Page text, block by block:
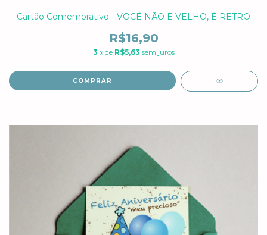
Cartão Comemorativo - VOCÊ NÃO É VELHO, É RETRO
R$16,90
3 x de R$5,63 sem juros